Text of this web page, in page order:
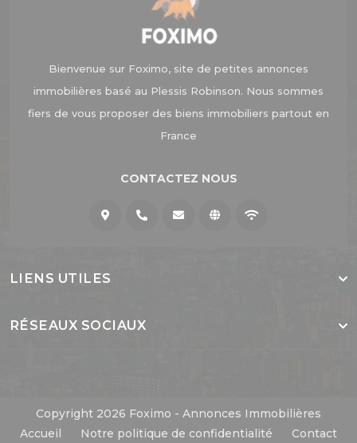
Bienvenue sur Foximo, site de petites annonces
immobilières basé au Plessis Robinson. Nous sommes
fiers de vous proposer des biens immobiliers partout en
France
CONTACTEZ NOUS
LIENS UTILES
RÉSEAUX SOCIAUX
Copyright 2026 Foximo - Annonces Immobilières
Accueil
Notre politique de confidentialité Contact